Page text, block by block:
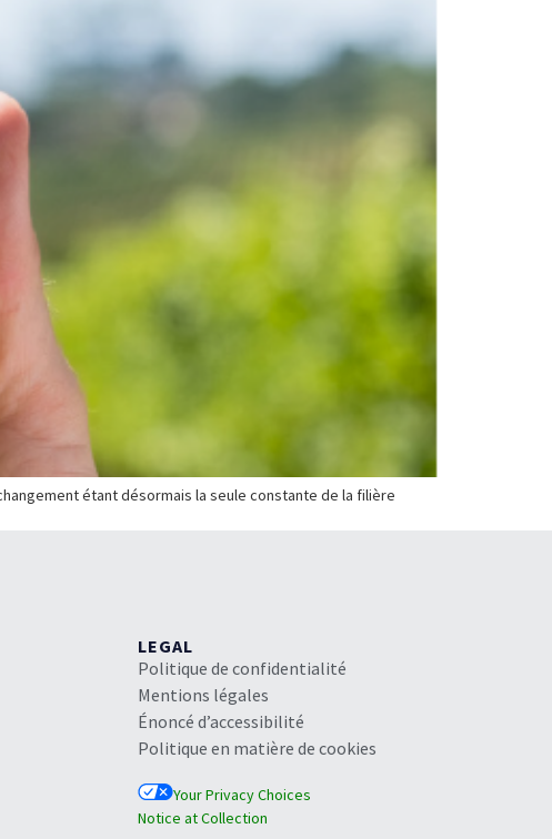
étant désormais la seule constante de la filière
LEGAL
Politique de confidentialité
Mentions légales
Énoncé d’accessibilité
Politique en matière de cookies
Your Privacy Choices
Notice at Collection